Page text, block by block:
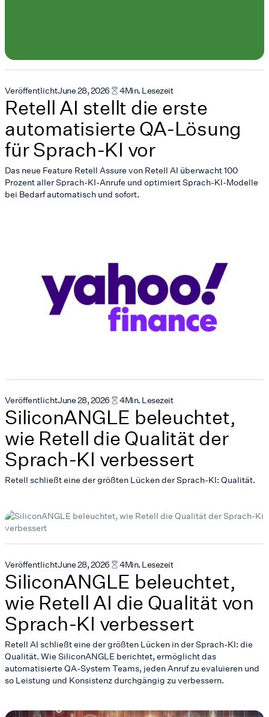
VeröffentlichtJune 28, 2026 4Min. Lesezeit
Retell AI stellt die erste
automatisierte QA-Lösung
für Sprach-KI vor
Das neue Feature Retell Assure von Retell AI überwacht 100
Prozent aller Sprach-KI-Anrufe und optimiert Sprach-KI-Modelle
bei Bedarf automatisch und sofort.
VeröffentlichtJune 28, 2026 4Min. Lesezeit
SiliconANGLE beleuchtet,
wie Retell die Qualität der
Sprach-KI verbessert
Retell schließt eine der größten Lücken der Sprach-KI: Qualität.
VeröffentlichtJune 28, 2026 4Min. Lesezeit
SiliconANGLE beleuchtet,
wie Retell AI die Qualität von
Sprach-KI verbessert
Retell AI schließt eine der größten Lücken in der Sprach-KI: die
Qualität. Wie SiliconANGLE berichtet, ermöglicht das
automatisierte QA-System Teams, jeden Anruf zu evaluieren und
so Leistung und Konsistenz durchgängig zu verbessern.